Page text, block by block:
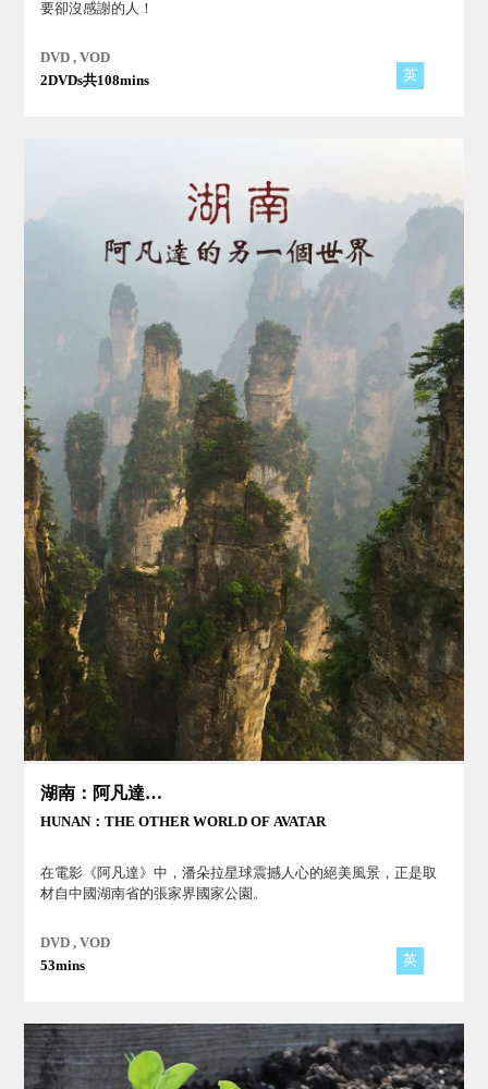
要卻沒感謝的人！
DVD , VOD
2DVDs共108mins
英
湖南：阿凡達的另一個世界
HUNAN：THE OTHER WORLD OF AVATAR
在電影《阿凡達》中，潘朵拉星球震撼人心的絕美風景，正是取
材自中國湖南省的張家界國家公園。
DVD , VOD
53mins
英